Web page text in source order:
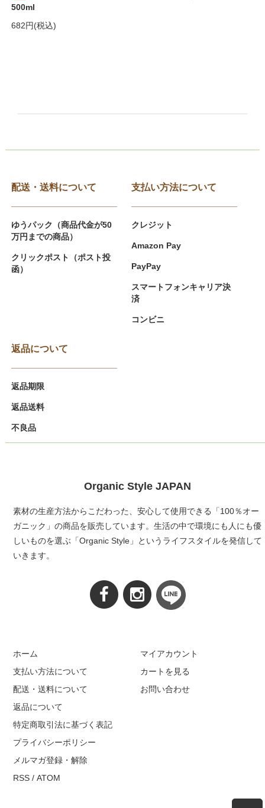
500ml
682円(税込)
配送・送料について
ゆうパック（商品代金が50
万円までの商品）
クリックポスト（ポスト投
函）
支払い方法について
クレジット
Amazon Pay
PayPay
スマートフォンキャリア決
済
コンビニ
返品について
返品期限
返品送料
不良品
Organic Style JAPAN
素材の生産方法からこだわった、安心して使用できる「100％オー
ガニック」の商品を販売しています。生活の中で環境にも人にも優
しいものを選ぶ「Organic Style」というライフスタイルを発信して
いきます。
ホーム
支払い方法について
配送・送料について
返品について
特定商取引法に基づく表記
プライバシーポリシー
メルマガ登録・解除
RSS /ATOM
マイアカウント
カートを見る
お問い合わせ